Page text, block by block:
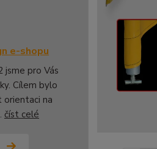
e-shopu
jsme pro Vás
Cílem bylo
orientaci na
číst celé